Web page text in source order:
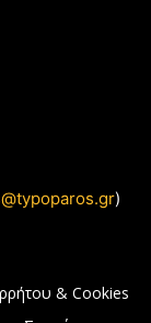
)
& Cookies